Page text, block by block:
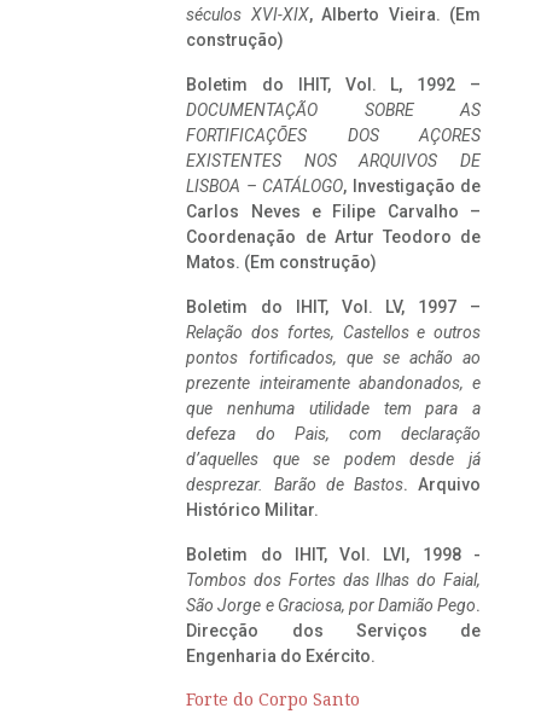
séculos XVI-XIX, Alberto Vieira. (Em
construção)
Boletim do IHIT, Vol. L, 1992 –
DOCUMENTAÇÃO SOBRE AS
FORTIFICAÇÕES DOS AÇORES
EXISTENTES NOS ARQUIVOS DE
LISBOA – CATÁLOGO, Investigação de
Carlos Neves e Filipe Carvalho –
Coordenação de Artur Teodoro de
Matos. (Em construção)
Boletim do IHIT, Vol. LV, 1997 –
Relação dos fortes, Castellos e outros
pontos fortificados, que se achão ao
prezente inteiramente abandonados, e
que nenhuma utilidade tem para a
defeza do Pais, com declaração
d’aquelles que se podem desde já
desprezar. Barão de Bastos. Arquivo
Histórico Militar.
Boletim do IHIT, Vol. LVI, 1998 -
Tombos dos Fortes das Ilhas do Faial,
São Jorge e Graciosa, por Damião Pego.
Direcção dos Serviços de
Engenharia do Exército.
Forte do Corpo Santo